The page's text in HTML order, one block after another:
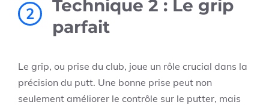
2
Technique 2 : Le grip
parfait
Le grip, ou prise du club, joue un rôle crucial dans la
précision du putt. Une bonne prise peut non
seulement améliorer le contrôle sur le putter, mais